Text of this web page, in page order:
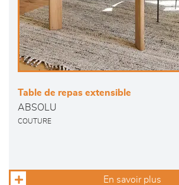
Table de repas extensible
ABSOLU
COUTURE
En savoir plus